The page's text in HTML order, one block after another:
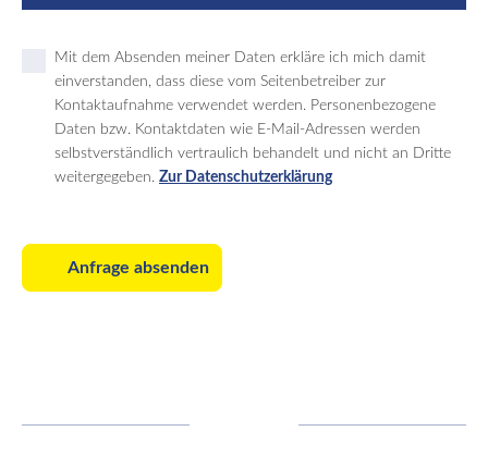
Mit dem Absenden meiner Daten erkläre ich mich damit
einverstanden, dass diese vom Seitenbetreiber zur
Kontaktaufnahme verwendet werden. Personenbezogene
Daten bzw. Kontaktdaten wie E-Mail-Adressen werden
selbstverständlich vertraulich behandelt und nicht an Dritte
weitergegeben. Zur Datenschutzerklärung
Anfrage absenden